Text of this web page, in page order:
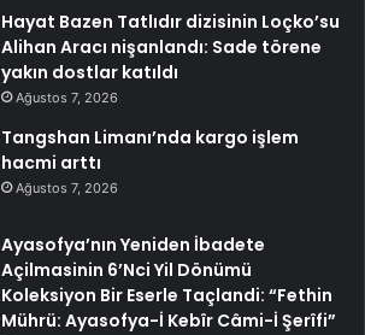
Hayat Bazen Tatlıdır dizisinin Loçko’su
Alihan Aracı nişanlandı: Sade törene
yakın dostlar katıldı
Ağustos 7, 2026
Tangshan Limanı’nda kargo işlem
hacmi arttı
Ağustos 7, 2026
Ayasofya’nın Yeniden İbadete
Açilmasinin 6’Nci Yil Dönümü
Koleksiyon Bir Eserle Taçlandi: “Fethin
Mührü: Ayasofya-İ Kebîr Câmi-İ Şerîfi”